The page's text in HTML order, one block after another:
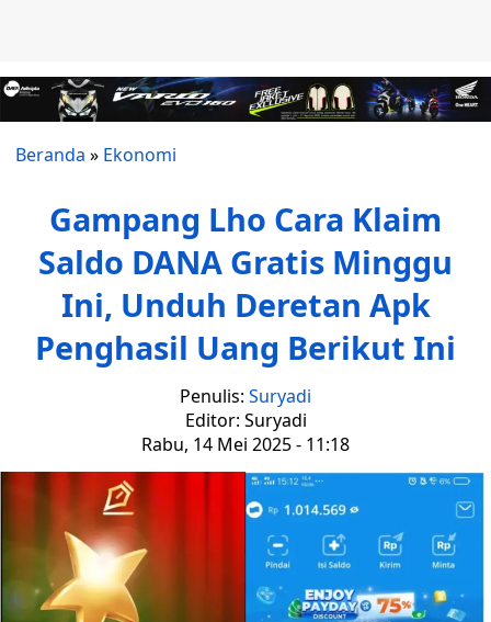
Beranda » Ekonomi
Gampang Lho Cara Klaim
Saldo DANA Gratis Minggu
Ini, Unduh Deretan Apk
Penghasil Uang Berikut Ini
Penulis: Suryadi
Editor: Suryadi
Rabu, 14 Mei 2025 - 11:18